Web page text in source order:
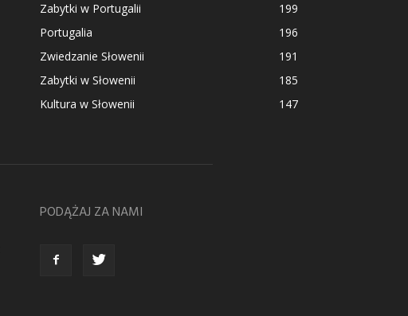
Zabytki w Portugalii
199
Portugalia
196
Zwiedzanie Słowenii
191
Zabytki w Słowenii
185
Kultura w Słowenii
147
PODĄŻAJ ZA NAMI